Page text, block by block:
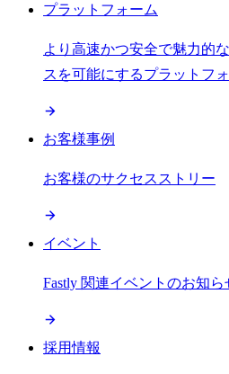
プラットフォーム
より高速かつ安全で魅力的
スを可能にするプラットフ
お客様事例
お客様のサクセスストリー
イベント
Fastly 関連イベントのお知ら
採用情報